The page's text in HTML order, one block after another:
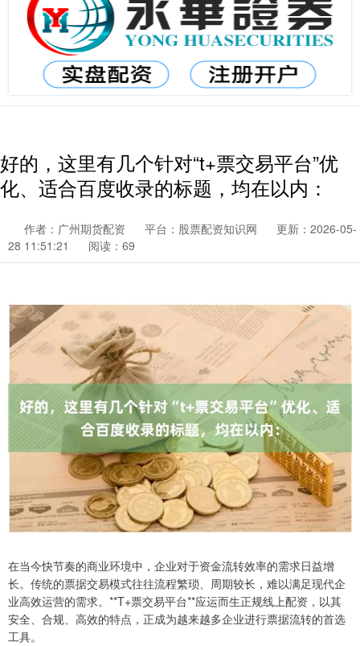
好的，这里有几个针对“t+票交易平台”优
化、适合百度收录的标题，均在以内：
作者：广州期货配资 平台：股票配资知识网
更新：2026-05-
28 11:51:21
阅读：69
在当今快节奏的商业环境中，企业对于资金流转效率的需求日益增
长。传统的票据交易模式往往流程繁琐、周期较长，难以满足现代企
业高效运营的需求。**T+票交易平台**应运而生正规线上配资，以其
安全、合规、高效的特点，正成为越来越多企业进行票据流转的首选
工具。